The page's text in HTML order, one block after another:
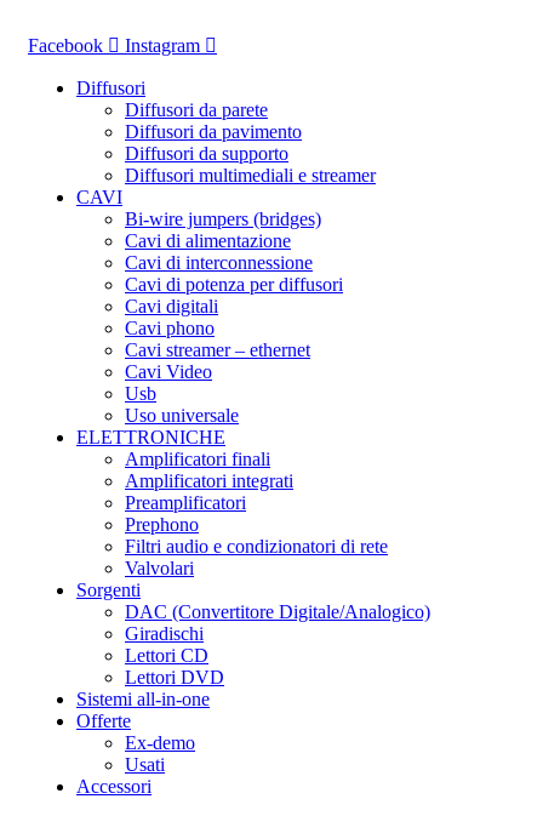
Facebook Instagram
Diffusori
Diffusori da parete
Diffusori da pavimento
Diffusori da supporto
Diffusori multimediali e streamer
CAVI
Bi-wire jumpers (bridges)
Cavi di alimentazione
Cavi di interconnessione
Cavi di potenza per diffusori
Cavi digitali
Cavi phono
Cavi streamer – ethernet
Cavi Video
Usb
Uso universale
ELETTRONICHE
Amplificatori finali
Amplificatori integrati
Preamplificatori
Prephono
Filtri audio e condizionatori di rete
Valvolari
Sorgenti
DAC (Convertitore Digitale/Analogico)
Giradischi
Lettori CD
Lettori DVD
Sistemi all-in-one
Offerte
Ex-demo
Usati
Accessori